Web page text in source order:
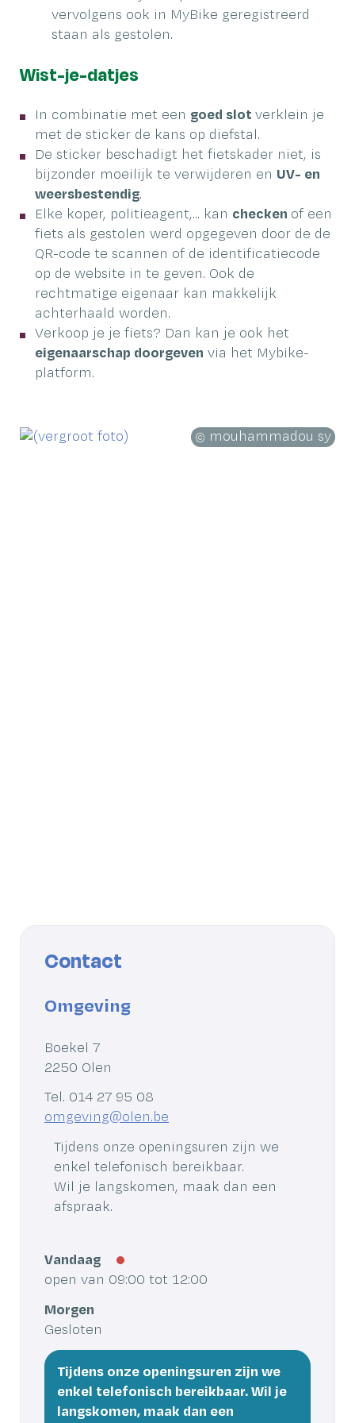
vervolgens ook in MyBike geregistreerd
staan als gestolen.
Wist-je-datjes
In combinatie met een goed slot verklein je
met de sticker de kans op diefstal.
De sticker beschadigt het fietskader niet, is
bijzonder moeilijk te verwijderen en UV- en
weersbestendig.
Elke koper, politieagent,... kan checken of een
fiets als gestolen werd opgegeven door de de
QR-code te scannen of de identificatiecode
op de website in te geven. Ook de
rechtmatige eigenaar kan makkelijk
achterhaald worden.
Verkoop je je fiets? Dan kan je ook het
eigenaarschap doorgeven via het Mybike-
platform.
mouhammadou sy
Contact
Omgeving
Adres
Boekel 7
,2250 Olen
Tel. 014 27 95 08
E-
mail
omgeving@olen.be
Tijdens onze openingsuren zijn we
enkel telefonisch bereikbaar.
Wil je langskomen, maak dan een
afspraak.
Vandaag
open van 09:00 tot 12:00
Morgen
Gesloten
Tijdens onze openingsuren zijn we
enkel telefonisch bereikbaar. Wil je
langskomen, maak dan een